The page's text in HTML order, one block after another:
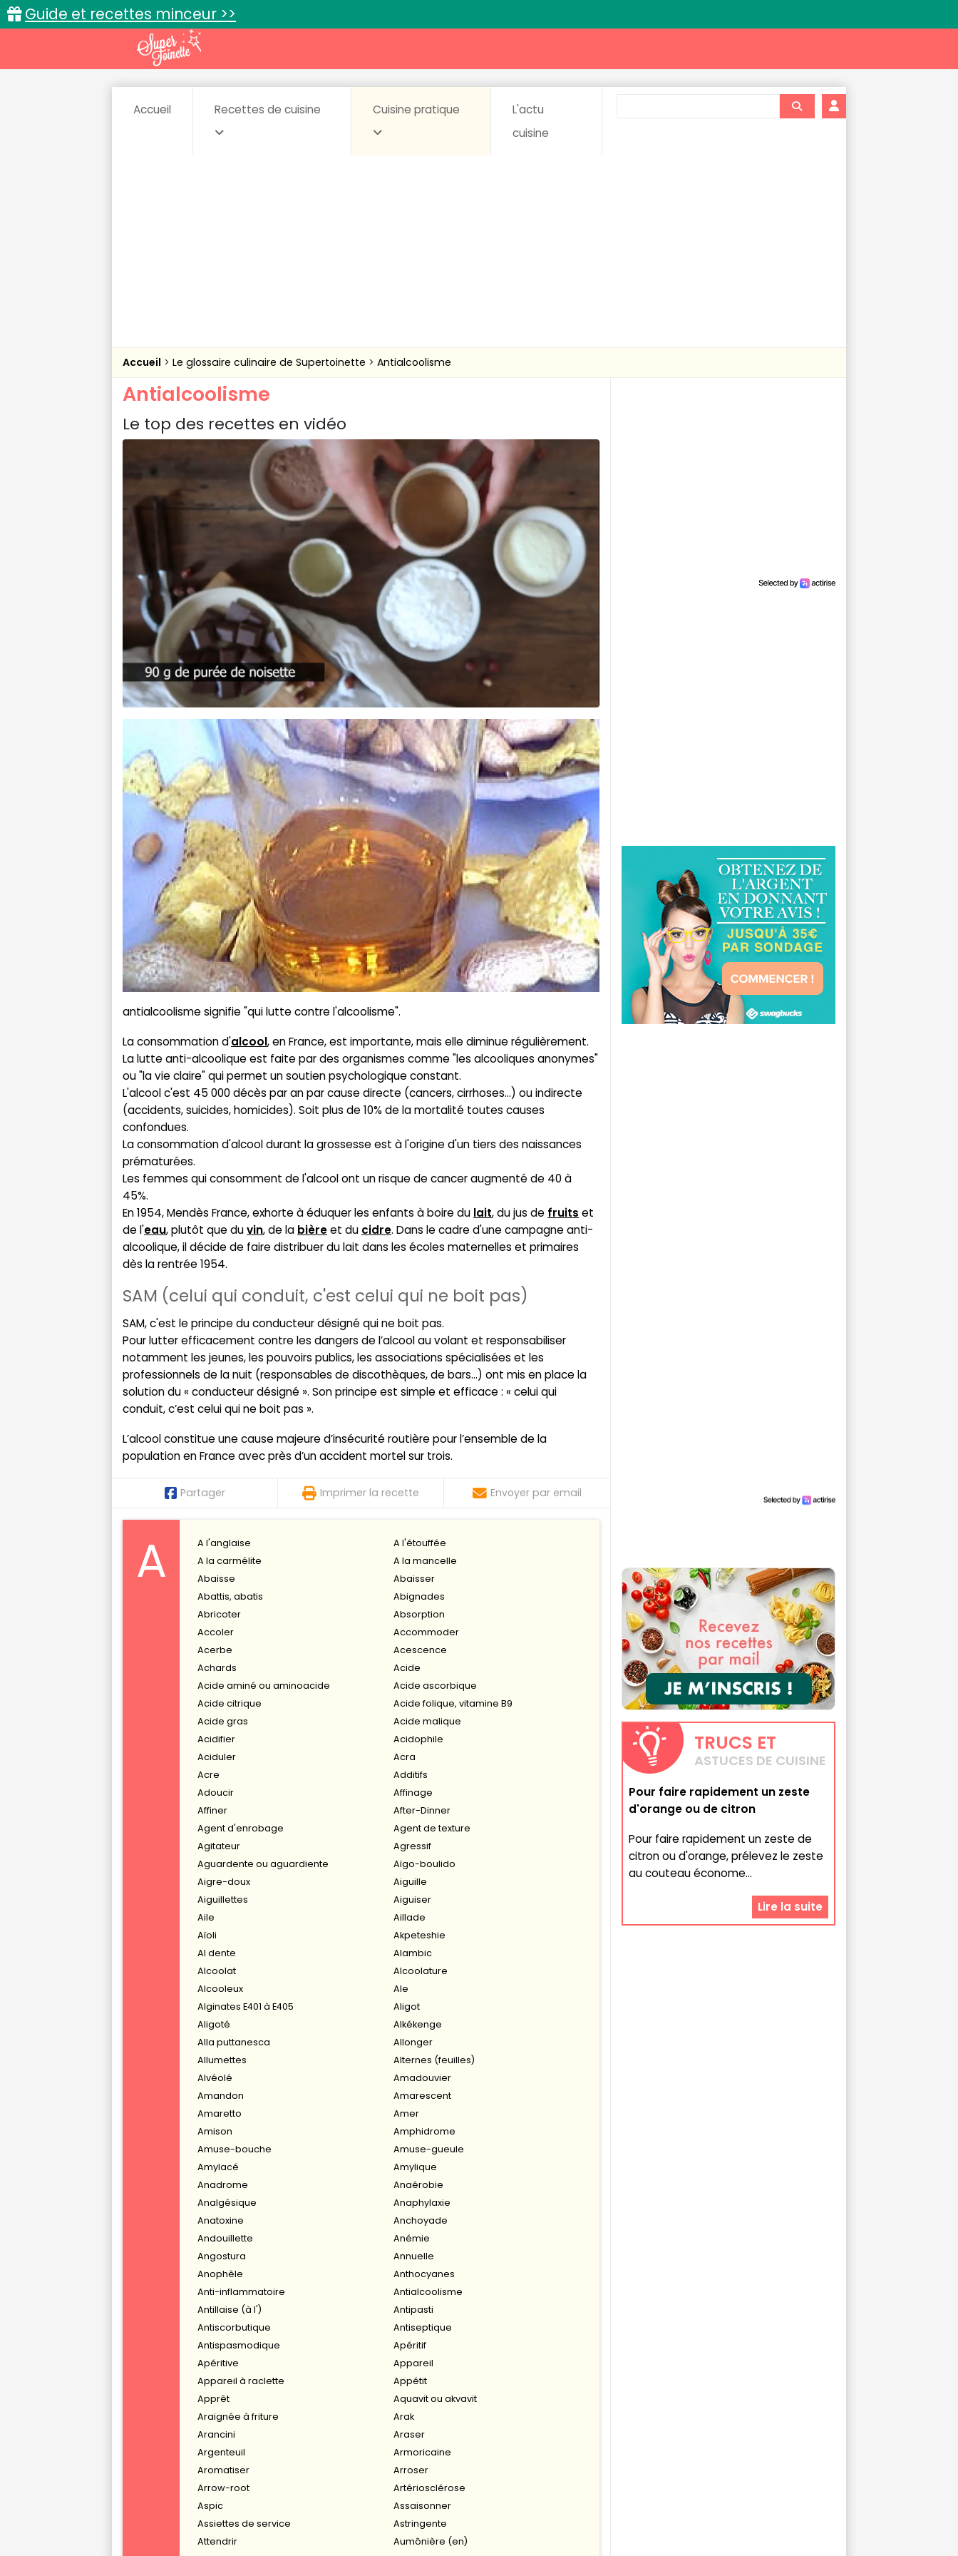
Guide et recettes minceur >>
Accueil Recettes de cuisine Cuisine pratique
L'actu
cuisine
Accueil Le glossaire culinaire de Supertoinette Antialcoolisme
Antialcoolisme
Le top des recettes en vidéo
antialcoolisme signifie "qui lutte contre l'alcoolisme".
La consommation d'alcool, en France, est importante, mais elle diminue régulièrement.
La lutte anti-alcoolique est faite par des organismes comme "les alcooliques anonymes"
ou "la vie claire" qui permet un soutien psychologique constant.
L'alcool c'est 45 000 décès par an par cause directe (cancers, cirrhoses...) ou indirecte
(accidents, suicides, homicides). Soit plus de 10% de la mortalité toutes causes
confondues.
La consommation d'alcool durant la grossesse est à l'origine d'un tiers des naissances
prématurées.
Les femmes qui consomment de l'alcool ont un risque de cancer augmenté de 40 à
45%.
En 1954, Mendès France, exhorte à éduquer les enfants à boire du lait, du jus de fruits et
de l'eau, plutôt que duvin, de la bièreet du cidre. Dans le cadre d'une campagne anti-
alcoolique, il décide de faire distribuer du lait dans les écoles maternelles et primaires
dès la rentrée 1954.
SAM (celui qui conduit, c'est celui qui ne boit pas)
SAM, c'est le principe du conducteur désigné qui ne boit pas.
Pour lutter efficacement contre les dangers de l’alcool au volant et responsabiliser
notamment les jeunes, les pouvoirs publics, les associations spécialisées et les
professionnels de la nuit (responsables de discothèques, de bars…) ont mis en place la
solution du « conducteur désigné ». Son principe est simple et efficace : « celui qui
conduit, c’est celui qui ne boit pas ».
L’alcool constitue une cause majeure d’insécurité routière pour l’ensemble de la
population en France avec près d’un accident mortel sur trois.
Partager Imprimer la recette Envoyer par email
A A l'anglaise
A l'étouffée
A la carmélite
A la mancelle
Abaisse
Abaisser
Abattis, abatis
Abignades
Abricoter
Absorption
Accoler
Accommoder
Acerbe
Acescence
Achards
Acide
Acide aminé ou aminoacide
Acide ascorbique
Acide citrique
Acide folique, vitamine B9
Acide gras
Acide malique
Acidifier
Acidophile
Aciduler
Acra
Acre
Additifs
Adoucir
Affinage
Affiner
After-Dinner
Agent d'enrobage
Agent de texture
Agitateur
Agressif
Aguardente ou aguardiente
Aïgo-boulido
Aigre-doux
Aiguille
Aiguillettes
Aiguiser
Aile
Aillade
Aïoli
Akpeteshie
Al dente
Alambic
Alcoolat
Alcoolature
Alcooleux
Ale
Alginates E401 à E405
Aligot
Aligoté
Alkékenge
Alla puttanesca
Allonger
Allumettes
Alternes (feuilles)
Alvéolé
Amadouvier
Amandon
Amarescent
Amaretto
Amer
Amison
Amphidrome
Amuse-bouche
Amuse-gueule
Amylacé
Amylique
Anadrome
Anaérobie
Analgésique
Anaphylaxie
Anatoxine
Anchoyade
Andouillette
Anémie
Angostura
Annuelle
Anophèle
Anthocyanes
Anti-inflammatoire
Antialcoolisme
Antillaise (à l')
Antipasti
Antiscorbutique
Antiseptique
Antispasmodique
Apéritif
Apéritive
Appareil
Appareil à raclette
Appétit
Apprêt
Aquavit ou akvavit
Araignée à friture
Arak
Arancini
Araser
Argenteuil
Armoricaine
Aromatiser
Arroser
Arrow-root
Artériosclérose
Aspic
Assaisonner
Assiettes de service
Astringente
Attendrir
Aumônière (en)
TRUCS ET
ASTUCES DE CUISINE
Pour faire rapidement un zeste
d'orange ou de citron
Pour faire rapidement un zeste de
citron ou d'orange, prélevez le zeste
au couteau économe...
Lire la suite